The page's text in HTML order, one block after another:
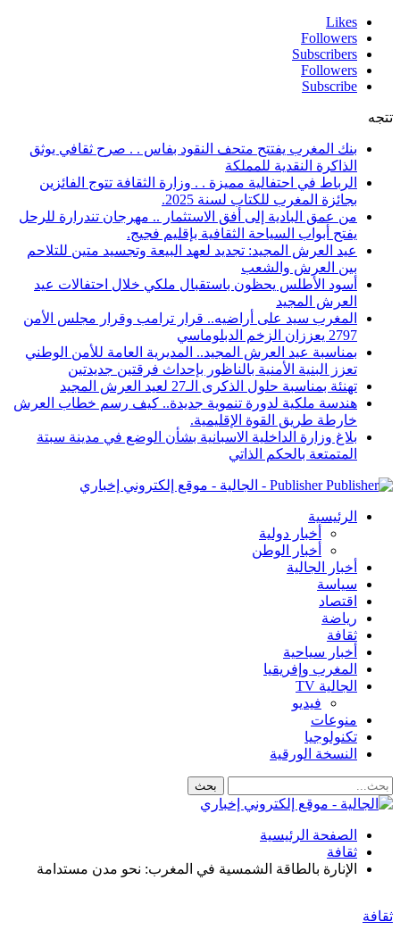
Likes
Followers
Subscribers
Followers
Subscribe
تتجه
بنك المغرب يفتتح متحف النقود بفاس . . صرح ثقافي يوثق
الذاكرة النقدية للمملكة
الرباط في احتفالية مميزة . . وزارة الثقافة تتوج الفائزين
بجائزة المغرب للكتاب لسنة 2025.
من عمق البادية إلى أفق الاستثمار .. مهرجان تندرارة للرحل
يفتح أبواب السياحة الثقافية بإقليم فجيج.
عيد العرش المجيد: تجديد لعهد البيعة وتجسيد متين للتلاحم
بين العرش والشعب
أسود الأطلس يحظون باستقبال ملكي خلال احتفالات عيد
العرش المجيد
المغرب سيد على أراضيه.. قرار ترامب وقرار مجلس الأمن
2797 يعززان الزخم الدبلوماسي
بمناسبة عيد العرش المجيد.. المديرية العامة للأمن الوطني
تعزز البنية الأمنية بالناظور بإحداث فرقتين جديدتين
تهنئة بمناسبة حلول الذكرى الـ27 لعيد العرش المجيد
هندسة ملكية لدورة تنموية جديدة.. كيف رسم خطاب العرش
خارطة طريق القوة الإقليمية.
بلاغ وزارة الداخلية الاسبانية بشأن الوضع في مدينة سبتة
المتمتعة بالحكم الذاتي
Publisher - الجالية - موقع إلكتروني إخباري
الرئيسية
أخبار دولية
أخبار الوطن
أخبار الجالية
سياسة
اقتصاد
رياضة
ثقافة
أخبار سياحية
المغرب وإفريقيا
الجالية TV
فيديو
منوعات
تكنولوجيا
النسخة الورقية
الصفحة الرئيسية
ثقافة
الإنارة بالطاقة الشمسية في المغرب: نحو مدن مستدامة
ثقافة